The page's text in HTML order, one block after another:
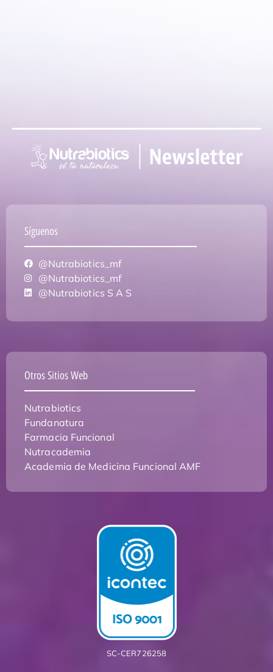
Síguenos
@Nutrabiotics_mf
@Nutrabiotics_mf
@Nutrabiotics S A S
Otros Sitios Web
Nutrabiotics
Fundanatura
Farmacia Funcional
Nutracademia
Academia de Medicina Funcional AMF
SC-CER726258